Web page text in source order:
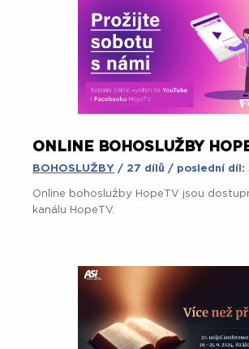
ONLINE BOHOSLUŽBY
BOHOSLUŽBY / 27 dílů / poslední díl:
Online bohoslužby HopeTV jsou
kanálu HopeTV.